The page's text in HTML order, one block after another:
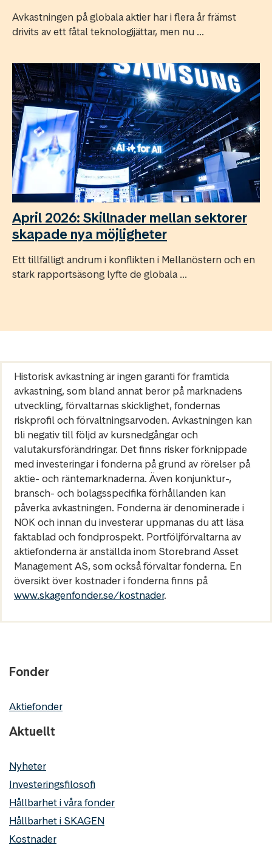
Avkastningen på globala aktier har i flera år främst
drivits av ett fåtal teknologijättar, men nu ...
April 2026: Skillnader mellan sektorer
skapade nya möjligheter
Ett tillfälligt andrum i konflikten i Mellanöstern och en
stark rapportsäsong lyfte de globala ...
Historisk avkastning är ingen garanti för framtida
avkastning, som bland annat beror på marknadens
utveckling, förvaltarnas skicklighet, fondernas
riskprofil och förvaltningsarvoden. Avkastningen kan
bli negativ till följd av kursnedgångar och
valutakursförändringar. Det finns risker förknippade
med investeringar i fonderna på grund av rörelser på
aktie- och räntemarknaderna. Även konjunktur-,
bransch- och bolagsspecifika förhållanden kan
påverka avkastningen. Fonderna är denominerade i
NOK och innan du investerar uppmanas du att läsa
faktablad och fondprospekt. Portföljförvaltarna av
aktiefonderna är anställda inom Storebrand Asset
Management AS, som också förvaltar fonderna. En
översikt över kostnader i fonderna finns på
www.skagenfonder.se/kostnader.
Fonder
Aktiefonder
Aktuellt
Nyheter
Investeringsfilosofi
Hållbarhet i våra fonder
Hållbarhet i SKAGEN
Kostnader